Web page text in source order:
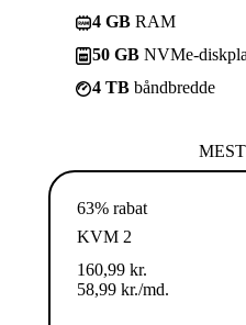
4 GB RAM
50 GB NVMe-
4 TB båndbredde
63% rabat
KVM 2
160,99 kr.
58,99 kr./md.